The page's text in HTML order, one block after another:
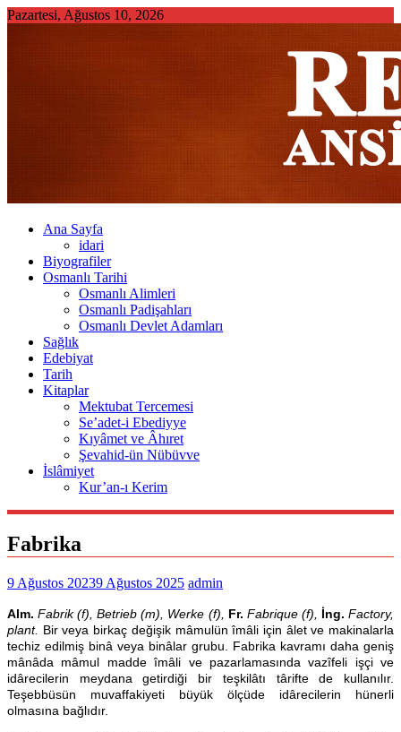
Skip
Pazartesi, Ağustos 10, 2026
Ana Sayfa
idari
Biyografiler
Osmanlı Tarihi
Osmanlı Alimleri
Osmanlı Padişahları
Osmanlı Devlet Adamları
Sağlık
Edebiyat
Tarih
Kitaplar
Mektubat Tercemesi
Se’adet-i Ebediyye
Kıyâmet ve Âhıret
Şevahid-ün Nübüvve
İslâmiyet
Kur’an-ı Kerim
Fabrika
9 Ağustos 20239 Ağustos 2025 admin
Alm. Fabrik (f), Betrieb (m), Werke (f), Fr. Fabrique (f), İng. Factory,
plant. Bir veya birkaç değişik mâmulün îmâli için âlet ve makinalarla
techiz edilmiş binâ veya binâlar grubu. Fabrika kavramı daha geniş
mânâda mâmul madde îmâli ve pazarlamasında vazîfeli işçi ve
idârecilerin meydana getirdiği bir teşkilâtı târifte de kullanılır.
Teşebbüsün muvaffakiyeti büyük ölçüde idârecilerin hünerli
olmasına bağlıdır.